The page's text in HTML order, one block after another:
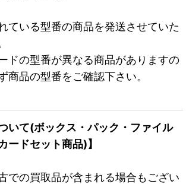
ている型番の商品を発送させていた
ドの型番が異なる商品がありますの
商品の型番をご確認下さい。
いて(ボックス・パック・ファイル
ードセット商品)】
での買取品が含まれる場合もござい